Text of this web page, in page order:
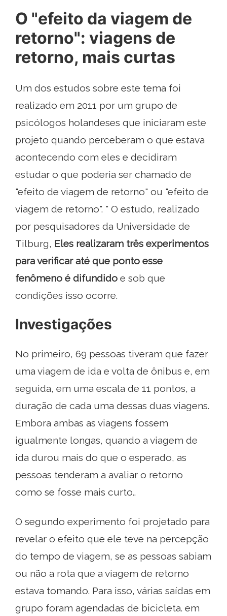
O "efeito da viagem de
retorno": viagens de
retorno, mais curtas
Um dos estudos sobre este tema foi
realizado em 2011 por um grupo de
psicólogos holandeses que iniciaram este
projeto quando perceberam o que estava
acontecendo com eles e decidiram
estudar o que poderia ser chamado de
"efeito de viagem de retorno" ou "efeito de
viagem de retorno". " O estudo, realizado
por pesquisadores da Universidade de
Tilburg, Eles realizaram três experimentos
para verificar até que ponto esse
fenômeno é difundido e sob que
condições isso ocorre.
Investigações
No primeiro, 69 pessoas tiveram que fazer
uma viagem de ida e volta de ônibus e, em
seguida, em uma escala de 11 pontos, a
duração de cada uma dessas duas viagens.
Embora ambas as viagens fossem
igualmente longas, quando a viagem de
ida durou mais do que o esperado, as
pessoas tenderam a avaliar o retorno
como se fosse mais curto..
O segundo experimento foi projetado para
revelar o efeito que ele teve na percepção
do tempo de viagem, se as pessoas sabiam
ou não a rota que a viagem de retorno
estava tomando. Para isso, várias saídas em
grupo foram agendadas de bicicleta. em